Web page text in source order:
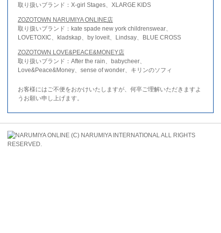
取り扱いブランド：X-girl Stages、XLARGE KIDS
ZOZOTOWN NARUMIYA ONLINE店
取り扱いブランド：kate spade new york childrenswear、
LOVETOXIC、kladskap、by loveit、Lindsay、BLUE CROSS
ZOZOTOWN LOVE&PEACE&MONEY店
取り扱いブランド：After the rain、babycheer、
Love&Peace&Money、sense of wonder、キリンのソフィ
お客様にはご不便をおかけいたしますが、何卒ご理解いただきますよ
うお願い申し上げます。